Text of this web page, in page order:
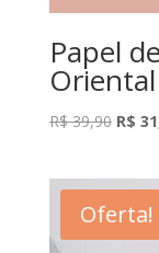
Papel
R$39,90 O
era:
R$
R$
Oferta!